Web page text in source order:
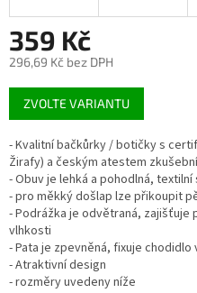
359 Kč
296,69 Kč bez DPH
Měrná
cena:
ZVOLTE VARIANTU
- Kvalitní bačkůrky / botičky s
Žirafy) a českým atestem
- Obuv je lehká a pohodlná,
- pro měkký došlap lze přikoupit
- Podrážka je odvětraná,
vlhkosti
- Pata je zpevněná, fixuje
- Atraktivní design
- rozměry uvedeny níže